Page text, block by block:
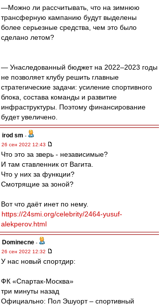
—Можно ли рассчитывать, что на зимнюю
трансферную кампанию будут выделены
более серьезные средства, чем это было
сделано летом?
— Унаследованный бюджет на 2022–2023 годы
не позволяет клубу решить главные
стратегические задачи: усиление спортивного
блока, состава команды и развитие
инфраструктуры. Поэтому финансирование
будет увеличено.
irod sm -
26 сен 2022 12:43
Что это за зверь - независимые?
И там ставленник от Вагита.
Что у них за функции?
Смотрящие за зоной?
Вот что даёт инет по нему.
https://24smi.org/celebrity/2464-yusuf-
alekperov.html
Dominecne -
26 сен 2022 12:32
У нас новый спортдир:
ФК «Спартак-Москва»
три минуты назад
Официально: Пол Эшуорт – спортивный